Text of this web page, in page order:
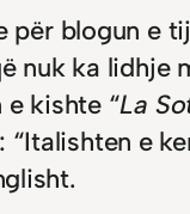
për blogun e
nuk ka
kishte “La
e